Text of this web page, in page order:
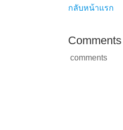
กลับหน้าแรก
Comments
comments